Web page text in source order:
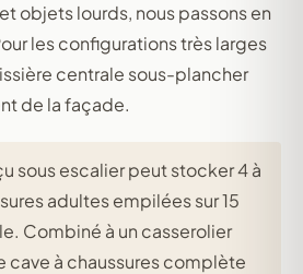
objets lourds, nous passons en
les configurations très larges
centrale sous-plancher
de la façade.
sous escalier peut stocker 4 à
adultes empilées sur 15
Combiné à un casserolier
cave à chaussures complète